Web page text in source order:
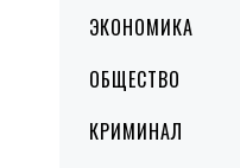
ЭКОНОМИКА
ОБЩЕСТВО
КРИМИНАЛ